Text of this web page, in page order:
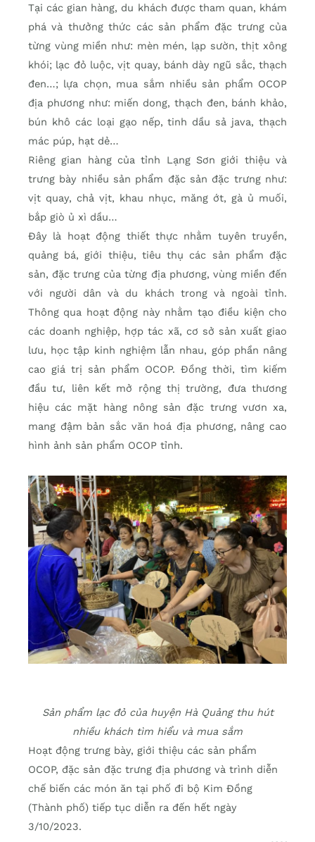
Tại các gian hàng, du khách được tham quan, khám
phá và thưởng thức các sản phẩm đặc trưng của
từng vùng miền như: mèn mén, lạp sườn, thịt xông
khói; lạc đỏ luộc, vịt quay, bánh dày ngũ sắc, thạch
đen…; lựa chọn, mua sắm nhiều sản phẩm OCOP
địa phương như: miến dong, thạch đen, bánh khảo,
bún khô các loại gạo nếp, tinh dầu sả java, thạch
mác púp, hạt dẻ…
Riêng gian hàng của tỉnh Lạng Sơn giới thiệu và
trưng bày nhiều sản phẩm đặc sản đặc trưng như:
vịt quay, chả vịt, khau nhục, măng ớt, gà ủ muối,
bắp giò ủ xì dầu…
Đây là hoạt động thiết thực nhằm tuyên truyền,
quảng bá, giới thiệu, tiêu thụ các sản phẩm đặc
sản, đặc trưng của từng địa phương, vùng miền đến
với người dân và du khách trong và ngoài tỉnh.
Thông qua hoạt động này nhằm tạo điều kiện cho
các doanh nghiệp, hợp tác xã, cơ sở sản xuất giao
lưu, học tập kinh nghiệm lẫn nhau, góp phần nâng
cao giá trị sản phẩm OCOP. Đồng thời, tìm kiếm
đầu tư, liên kết mở rộng thị trường, đưa thương
hiệu các mặt hàng nông sản đặc trưng vươn xa,
mang đậm bản sắc văn hoá địa phương, nâng cao
hình ảnh sản phẩm OCOP tỉnh.
Sản phẩm lạc đỏ của huyện Hà Quảng thu hút
nhiều khách tìm hiểu và mua sắm
Hoạt động trưng bày, giới thiệu các sản phẩm
OCOP, đặc sản đặc trưng địa phương và trình diễn
chế biến các món ăn tại phố đi bộ Kim Đồng
(Thành phố) tiếp tục diễn ra đến hết ngày
3/10/2023.